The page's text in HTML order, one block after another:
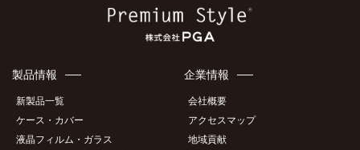
製品情報
新製品一覧
ケース・カバー
液晶フィルム・ガラス
企業情報
会社概要
アクセスマップ
地域貢献